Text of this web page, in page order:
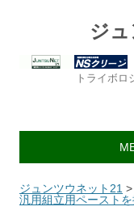
ジ
トライボロ
ジュンツウネット21 >
汎用組立用ペースト